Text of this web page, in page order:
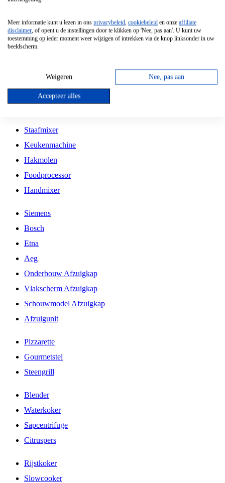
Vrijstaande Magnetron
Vrijstaande Kookplaat
Inbouw Gaskookplaat
Inbouw Keramische Kookplaat
Kookplaat Accessoires
Staafmixer
Keukenmachine
Hakmolen
Foodprocessor
Handmixer
Siemens
Bosch
Etna
Aeg
Onderbouw Afzuigkap
Vlakscherm Afzuigkap
Schouwmodel Afzuigkap
Afzuigunit
Pizzarette
Gourmetstel
Steengrill
Blender
Waterkoker
Sapcentrifuge
Citruspers
Rijstkoker
Slowcooker
Meer informatie kunt u lezen in ons privacybeleid, cookiebeleid en onze affiliate
disclaimer, of opent u de instellingen door te klikken op 'Nee, pas aan'. U kunt uw
toestemming op ieder moment weer wijzigen of intrekken via de knop linksonder in uw
beeldscherm.
Weigeren Nee, pas aan
Accepteer alles